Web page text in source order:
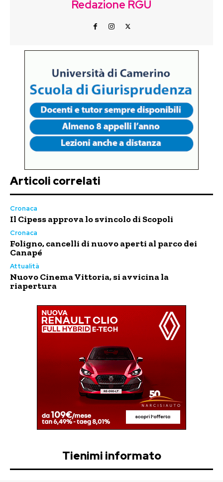
Redazione RGU
Articoli correlati
Cronaca
Il Cipess approva lo svincolo di Scopoli
Cronaca
Foligno, cancelli di nuovo aperti al parco dei
Canapé
Attualità
Nuovo Cinema Vittoria, si avvicina la
riapertura
Tienimi informato